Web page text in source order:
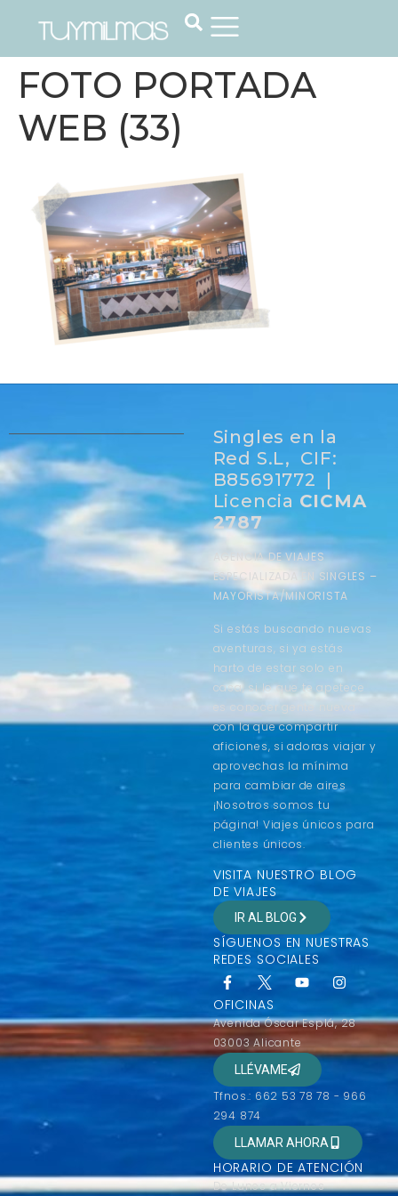
FOTO PORTADA
WEB (33)
Singles en la
Red S.L, CIF:
B85691772 |
Licencia CICMA
2787
AGENCIA DE VIAJES
ESPECIALIZADA EN SINGLES –
MAYORISTA/MINORISTA
Si estás buscando nuevas
aventuras, si ya estás
harto de estar solo en
casa, si lo que te apetece
es conocer gente nueva
con la que compartir
aficiones, si adoras viajar y
aprovechas la mínima
para cambiar de aires
¡Nosotros somos tu
página! Viajes únicos para
clientes únicos.
VISITA NUESTRO BLOG
DE VIAJES
IR AL BLOG
SÍGUENOS EN NUESTRAS
REDES SOCIALES
OFICINAS
Avenida Óscar Esplá, 28
03003 Alicante
LLÉVAME
Tfnos.: 662 53 78 78 - 966
294 874
LLAMAR AHORA
HORARIO DE ATENCIÓN
De Lunes a Viernes